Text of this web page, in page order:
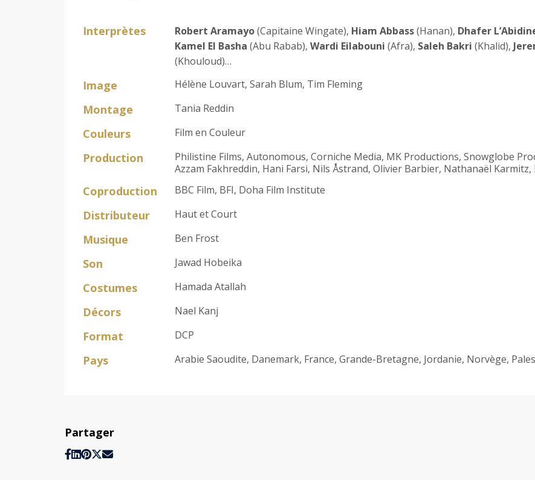
Interprètes Robert Aramayo(Capitaine Wingate), Hiam Abbass(Hanan), Dhafer
Kamel El Basha (Abu Rabab), Wardi Eilabouni (Afra), Saleh Bakri (Khalid),
(Khouloud)…
Image Hélène Louvart, Sarah Blum, Tim Fleming
Montage Tania Reddin
Couleurs Film en Couleur
Production
Philistine Films, Autonomous, Corniche Media, MK Productions, Snowglobe
Azzam Fakhreddin, Hani Farsi, Nils Åstrand, Olivier Barbier, Nathanaël Karmitz,
Coproduction BBC Film, BFI, Doha Film Institute
Distributeur Haut et Court
Musique Ben Frost
Son Jawad Hobeika
Costumes Hamada Atallah
Décors Nael Kanj
Format DCP
Pays Arabie Saoudite, Danemark, France, Grande-Bretagne, Jordanie, Norvège,
Partager